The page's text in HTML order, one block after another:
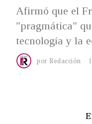
Afirmó que el
"pragmática"
tecnología y la
por Redacción